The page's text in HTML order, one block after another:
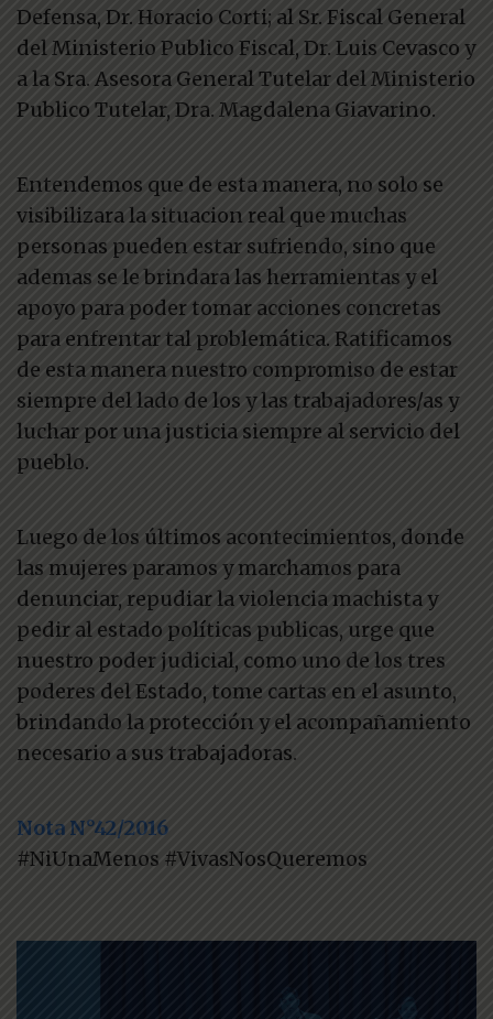
Defensa, Dr. Horacio Corti; al Sr. Fiscal General
del Ministerio Publico Fiscal, Dr. Luis Cevasco y
a la Sra. Asesora General Tutelar del Ministerio
Publico Tutelar, Dra. Magdalena Giavarino.
Entendemos que de esta manera, no solo se
visibilizara la situacion real que muchas
personas pueden estar sufriendo, sino que
ademas se le brindara las herramientas y el
apoyo para poder tomar acciones concretas
para enfrentar tal problemática. Ratificamos
de esta manera nuestro compromiso de estar
siempre del lado de los y las trabajadores/as y
luchar por una justicia siempre al servicio del
pueblo.
Luego de los últimos acontecimientos, donde
las mujeres paramos y marchamos para
denunciar, repudiar la violencia machista y
pedir al estado políticas publicas, urge que
nuestro poder judicial, como uno de los tres
poderes del Estado, tome cartas en el asunto,
brindando la protección y el acompañamiento
necesario a sus trabajadoras.
Nota N°42/2016
#NiUnaMenos #VivasNosQueremos